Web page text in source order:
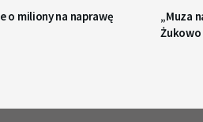
o miliony na naprawę
„Muza
Żukowo